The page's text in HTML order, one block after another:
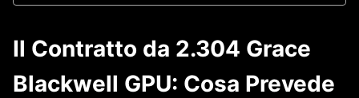
Il Contratto da 2.304 Grace
Blackwell GPU: Cosa Prevede